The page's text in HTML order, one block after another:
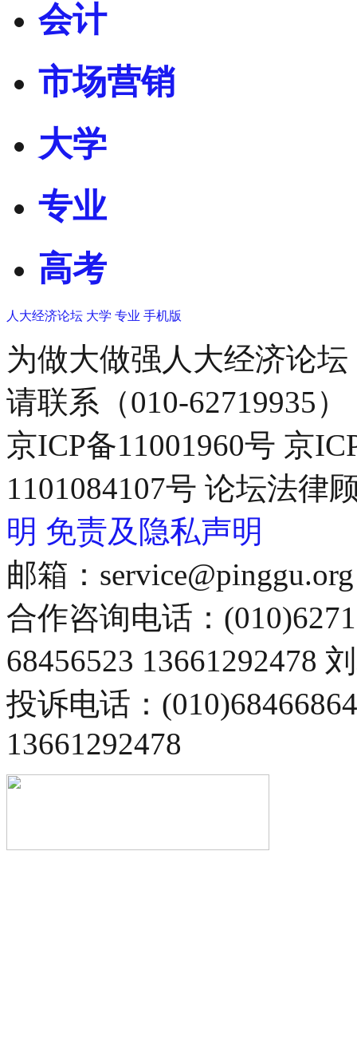
会计
市场营销
大学
专业
高考
人大经济论坛 大学 专业 手机版
为做大做强人大经济论
请联系（010-62719935）
京ICP备11001960号 京
1101084107号 论坛法律
明 免责及隐私声明
邮箱：service@pinggu.org
合作咨询电话：
68456523 13661292478
投诉电话：
13661292478